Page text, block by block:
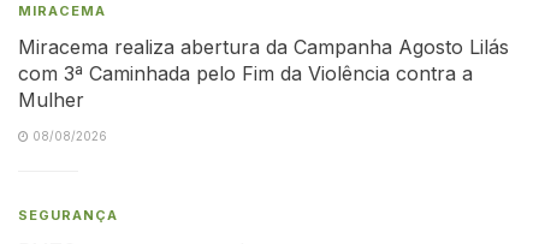
MIRACEMA
Miracema realiza abertura da Campanha Agosto Lilás
com 3ª Caminhada pelo Fim da Violência contra a
Mulher
08/08/2026
SEGURANÇA